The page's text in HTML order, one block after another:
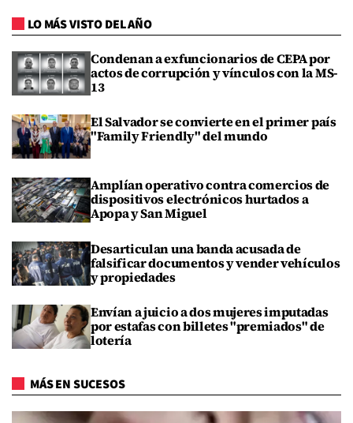
LO MÁS VISTO DEL AÑO
Condenan a exfuncionarios de CEPA por
actos de corrupción y vínculos con la MS-
13
El Salvador se convierte en el primer país
"Family Friendly" del mundo
Amplían operativo contra comercios de
dispositivos electrónicos hurtados a
Apopa y San Miguel
Desarticulan una banda acusada de
falsificar documentos y vender vehículos
y propiedades
Envían a juicio a dos mujeres imputadas
por estafas con billetes "premiados" de
lotería
MÁS EN SUCESOS